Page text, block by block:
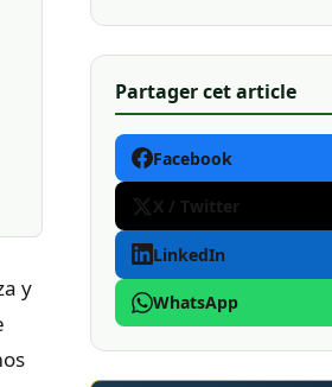
y
Partager cet article
Facebook
X / Twitter
LinkedIn
WhatsApp